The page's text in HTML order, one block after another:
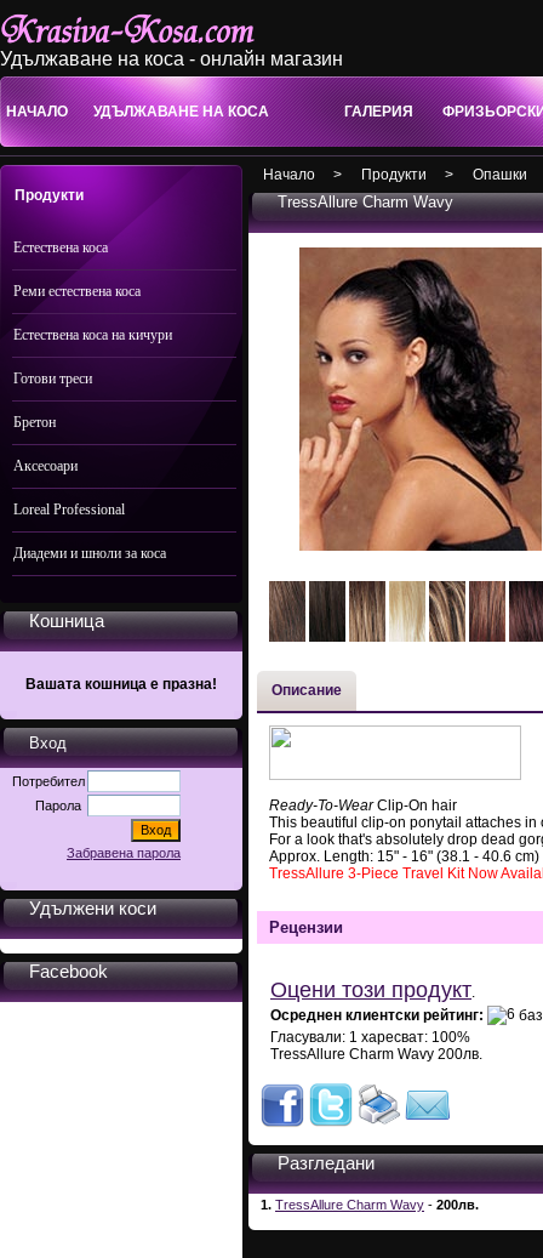
Удължаване на коса - онлайн магазин
НАЧАЛО УДЪЛЖАВАНЕ НА КОСА ГАЛЕРИЯ
Продукти
Естествена коса
Реми естествена коса
Естествена коса на кичури
Готови треси
Бретон
Аксесоари
Loreal Professional
Диадеми и шноли за коса
Кошница
Вашата кошница е празна!
Вход
Потребител
Парола
Забравена парола
Удължени коси
Facebook
Начало > Продукти > Опашки
TressAllure Charm Wavy
Описание
Ready-To-WearClip-On hair
This beautiful clip-on ponytail attaches
For a look that's absolutely drop dead
Approx. Length: 15" - 16" (38.1 - 40.6 cm)
TressAllure 3-Piece Travel Kit Now
Рецензии
Оцени този продукт.
Осреднен клиентски рейтинг:
Гласували: 1 харесват: 100%
TressAllure Charm Wavy 200лв.
Разгледани
1. TressAllure Charm Wavy - 200лв.